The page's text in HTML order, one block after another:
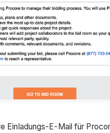
Einladungs-E-Mail für